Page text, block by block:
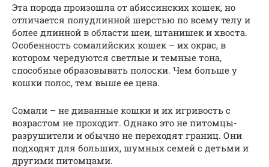
Эта порода произошла от абиссинских кошек, но
отличается полудлинной шерстью по всему телу и
более длинной в области шеи, штанишек и хвоста.
Особенность сомалийских кошек – их окрас, в
котором чередуются светлые и темные тона,
способные образовывать полоски. Чем больше у
кошки полос, тем выше ее цена.
Сомали – не диванные кошки и их игривость с
возрастом не проходит. Однако это не питомцы-
разрушители и обычно не переходят границ. Они
подходят для больших, шумных семей с детьми и
другими питомцами.